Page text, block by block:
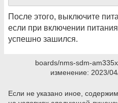
После этого, выключите
если при включении
успешно зашился.
boards/nms-sdm-
изменение: 2023/
Если не указано иное,